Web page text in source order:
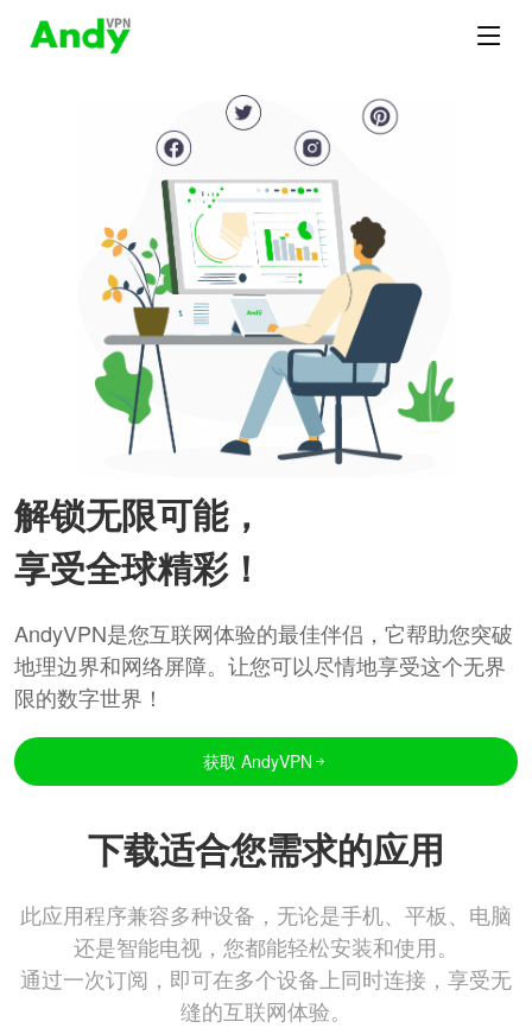
解锁无限可能，
享受全球精彩！
AndyVPN是您互联网体验的最佳伴侣，它帮助您突破
地理边界和网络屏障。让您可以尽情地享受这个无界
限的数字世界！
获取 AndyVPN
下载适合您需求的应用
此应用程序兼容多种设备，无论是手机、平板、电脑
还是智能电视，您都能轻松安装和使用。
通过一次订阅，即可在多个设备上同时连接，享受无
缝的互联网体验。